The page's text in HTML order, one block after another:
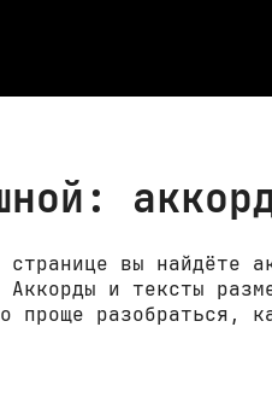
вы найдёте
Аккорды и тексты
проще разобраться,